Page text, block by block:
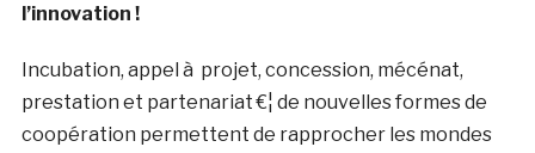
l’innovation !
Incubation, appel à projet, concession, mécénat,
prestation et partenariat €¦ de nouvelles formes de
coopération permettent de rapprocher les mondes